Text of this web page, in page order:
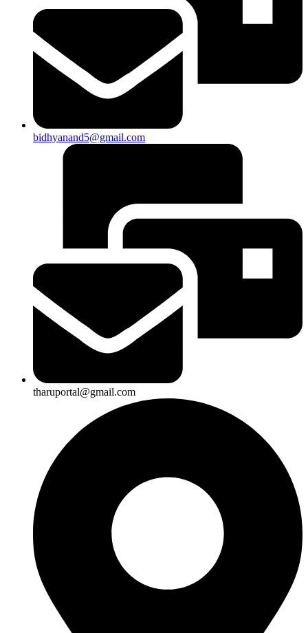
bidhyanand5@gmail.com
tharuportal@gmail.com